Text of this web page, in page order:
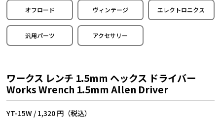
オフロード ヴィンテージ エレクトロニクス
汎用パーツ アクセサリー
ワークス レンチ 1.5mm ヘックス ドライバー
Works Wrench 1.5mm Allen Driver
YT-15W / 1,320 円（税込）